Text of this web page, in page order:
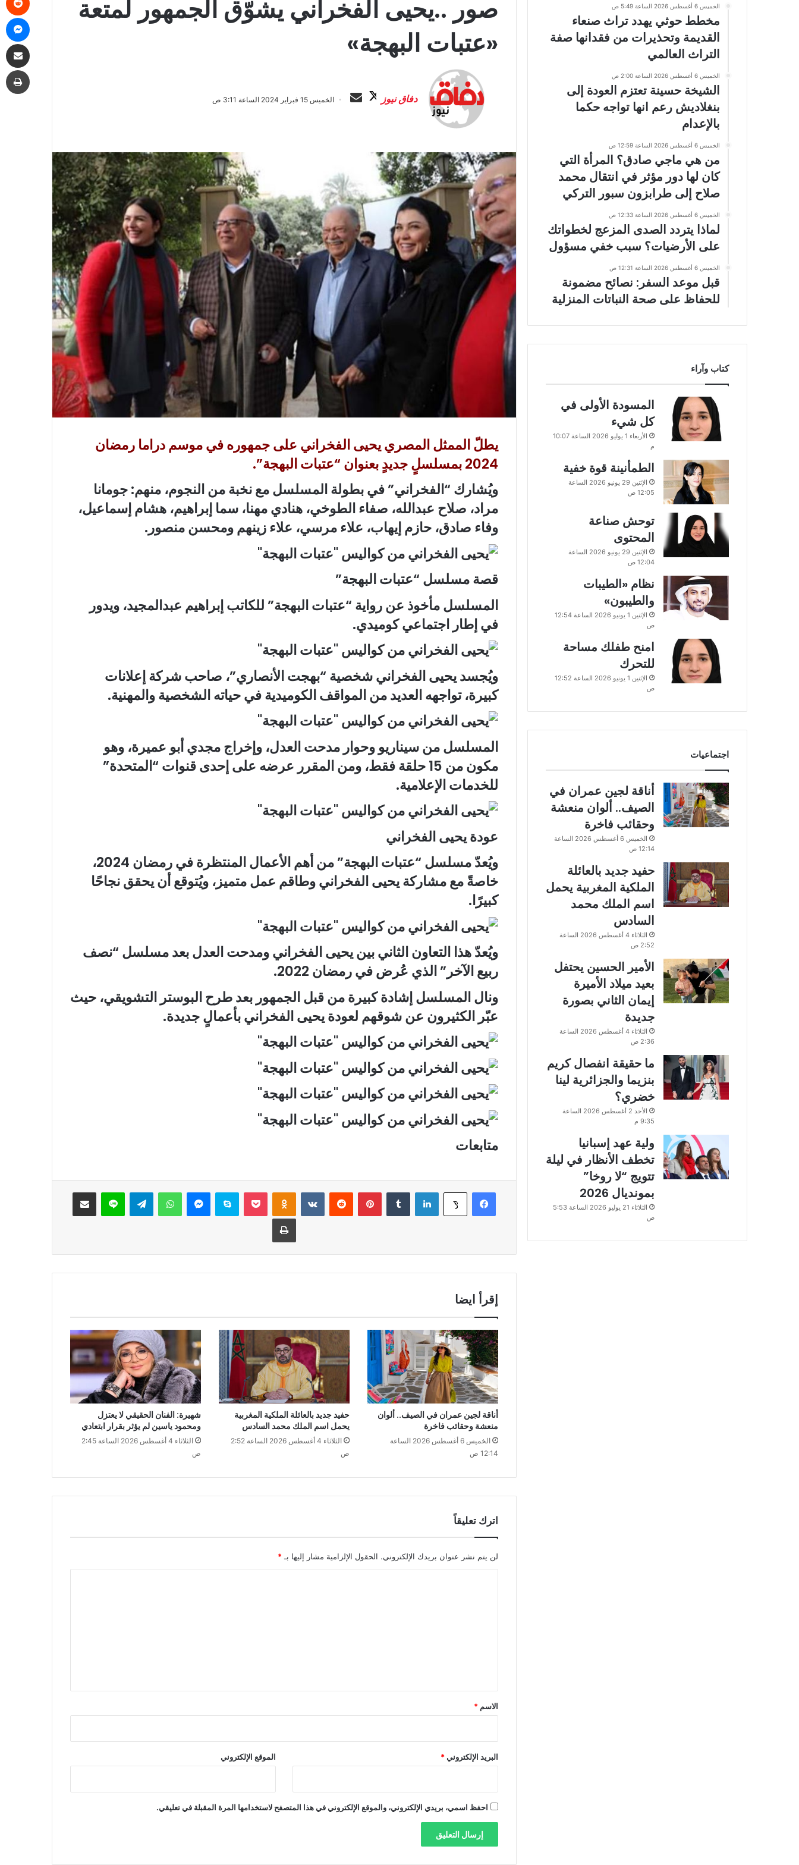
صور ..يحيى الفخراني يشوّق الجمهور لمتعة
«عتبات البهجة»
دفاق نيوز
ا
ب
د
ا
إ
ل
ك
ت
ر
و
ي
ا
الخميس 15 فبراير 2024 الساعة 3:11 ص
يطلّ الممثل المصري يحيى الفخراني على جمهوره في موسم دراما رمضان
2024 بمسلسلٍ جديدٍ بعنوان “عتبات البهجة”.
ويُشارك “الفخراني” في بطولة المسلسل مع نخبة من النجوم، منهم: جومانا
مراد، صلاح عبدالله، صفاء الطوخي، هنادي مهنا، سما إبراهيم، هشام إسماعيل،
وفاء صادق، حازم إيهاب، علاء مرسي، علاء زينهم ومحسن منصور.
قصة مسلسل “عتبات البهجة”
المسلسل مأخوذ عن رواية “عتبات البهجة” للكاتب إبراهيم عبدالمجيد، ويدور
في إطار اجتماعي كوميدي.
ويُجسد يحيى الفخراني شخصية “بهجت الأنصاري”، صاحب شركة إعلانات
كبيرة، تواجهه العديد من المواقف الكوميدية في حياته الشخصية والمهنية.
المسلسل من سيناريو وحوار مدحت العدل، وإخراج مجدي أبو عميرة، وهو
مكون من 15 حلقة فقط، ومن المقرر عرضه على إحدى قنوات “المتحدة”
للخدمات الإعلامية.
عودة يحيى الفخراني
ويُعدّ مسلسل “عتبات البهجة” من أهم الأعمال المنتظرة في رمضان 2024،
خاصةً مع مشاركة يحيى الفخراني وطاقم عمل متميز، ويُتوقع أن يحقق نجاحًا
كبيرًا.
ويُعدّ هذا التعاون الثاني بين يحيى الفخراني ومدحت العدل بعد مسلسل “نصف
ربيع الآخر” الذي عُرض في رمضان 2022.
ونال المسلسل إشادة كبيرة من قبل الجمهور بعد طرح البوستر التشويقي، حيث
عبّر الكثيرون عن شوقهم لعودة يحيى الفخراني بأعمالٍ جديدة.
متابعات
فيسبوك ‫X لينكدإن بينتيريست سكايب واتساب لاين
إقرأ ايضا
أناقة لجين عمران في الصيف.. ألوان
منعشة وحقائب فاخرة
الخميس 6 أغسطس 2026 الساعة
12:14 ص
حفيد جديد بالعائلة الملكية المغربية
يحمل اسم الملك محمد السادس
الثلاثاء 4 أغسطس 2026 الساعة 2:52
ص
شهيرة: الفنان الحقيقي لا يعتزل
ومحمود ياسين لم يؤثر بقرار ابتعادي
الثلاثاء 4 أغسطس 2026 الساعة 2:45
ص
اترك تعليقاً
لن يتم نشر عنوان بريدك الإلكتروني. الحقول الإلزامية مشار إليها بـ *
*
الاسم *
البريد الإلكتروني* الموقع الإلكتروني
احفظ اسمي، بريدي الإلكتروني، والموقع الإلكتروني في هذا المتصفح لاستخدامها المرة المقبلة في تعليقي.
الخميس 6 أغسطس 2026 الساعة 5:49 ص
مخطط حوثي يهدد تراث صنعاء
القديمة وتحذيرات من فقدانها صفة
التراث العالمي
الخميس 6 أغسطس 2026 الساعة 2:00 ص
الشيخة حسينة تعتزم العودة إلى
بنغلاديش رعم انها تواجه حكما
بالإعدام
الخميس 6 أغسطس 2026 الساعة 12:59 ص
من هي ماجي صادق؟ المرأة التي
كان لها دور مؤثر في انتقال محمد
صلاح إلى طرابزون سبور التركي
الخميس 6 أغسطس 2026 الساعة 12:33 ص
لماذا يتردد الصدى المزعج لخطواتك
على الأرضيات؟ سبب خفي مسؤول
الخميس 6 أغسطس 2026 الساعة 12:31 ص
قبل موعد السفر: نصائح مضمونة
للحفاظ على صحة النباتات المنزلية
كتاب وآراء
المسودة الأولى في
كل شيء
الأربعاء 1 يوليو 2026 الساعة 10:07
م
الطمأنينة قوة خفية
الإثنين 29 يونيو 2026 الساعة
12:05 ص
توحش صناعة
المحتوى
الإثنين 29 يونيو 2026 الساعة
12:04 ص
نظام «الطيبات
والطيبون»
الإثنين 1 يونيو 2026 الساعة 12:54
ص
امنح طفلك مساحة
للتحرك
الإثنين 1 يونيو 2026 الساعة 12:52
ص
اجتماعيات
أناقة لجين عمران في
الصيف.. ألوان منعشة
وحقائب فاخرة
الخميس 6 أغسطس 2026 الساعة
12:14 ص
حفيد جديد بالعائلة
الملكية المغربية يحمل
اسم الملك محمد
السادس
الثلاثاء 4 أغسطس 2026 الساعة
2:52 ص
الأمير الحسين يحتفل
بعيد ميلاد الأميرة
إيمان الثاني بصورة
جديدة
الثلاثاء 4 أغسطس 2026 الساعة
2:36 ص
ما حقيقة انفصال كريم
بنزيما والجزائرية لينا
خضري؟
الأحد 2 أغسطس 2026 الساعة
9:35 م
ولية عهد إسبانيا
تخطف الأنظار في ليلة
تتويج “لا روخا”
بمونديال 2026
الثلاثاء 21 يوليو 2026 الساعة 5:53
ص